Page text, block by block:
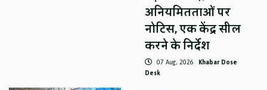
अनियमितताओं पर
नोटिस, एक केंद्र सील
करने के निर्देश
07 Aug, 2026 Khabar Dose
Desk